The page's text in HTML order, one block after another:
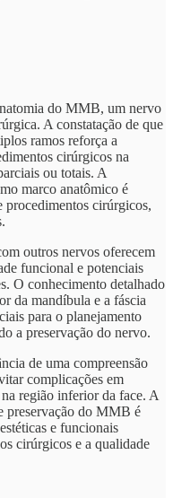
do MMB, um nervo
A constatação de que
ramos reforça a
cirúrgicos na
ou totais. A
marco anatômico é
cirúrgicos,
outros nervos oferecem
funcional e potenciais
O conhecimento detalhado
da mandíbula e a fáscia
para o planejamento
a preservação do nervo.
de uma compreensão
complicações em
região inferior da face. A
preservação do MMB é
e funcionais
cirúrgicos e a qualidade